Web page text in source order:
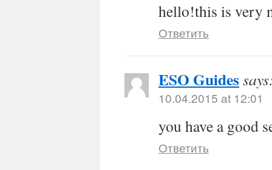
hello!this is very
Ответить
ESO Guides
10.04.2015 at 12:01
you have a good
Ответить